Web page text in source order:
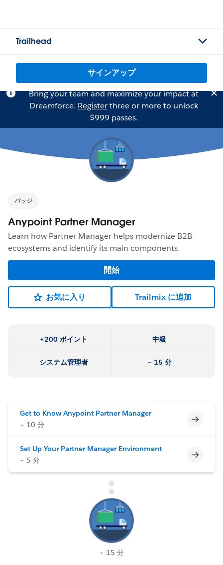
Trailhead
サインアップ
Bring your team and maximize your impact at
Dreamforce. Registerthree or more to unlock
$999 passes.
バッジ
Anypoint Partner Manager
Learn how Partner Manager helps modernize B2B
ecosystems and identify its main components.
開始
お気に入り Trailmix に追加
+200 ポイント 中級
システム管理者 ~ 15 分
Get to Know Anypoint Partner Manager
~ 10 分
未完了
Set Up Your Partner Manager Environment
~ 5 分
未完了
~ 15 分